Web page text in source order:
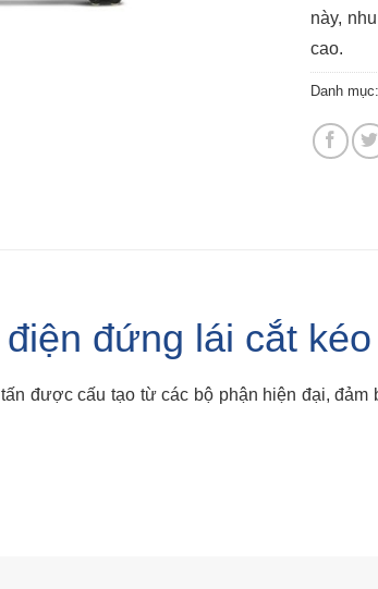
này,
cao.
Danh mục:
đứng lái cắt
được cấu tạo từ các bộ phận hiện đại,